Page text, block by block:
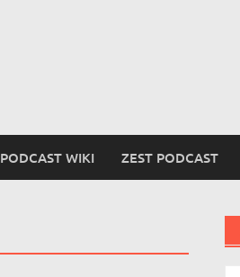
PODCAST WIKI ZEST PODCAST